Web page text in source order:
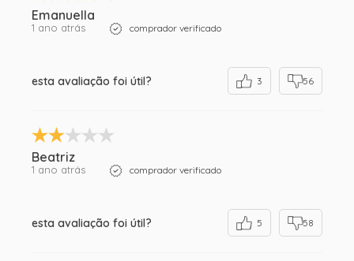
Emanuella
1 ano atrás comprador verificado
esta avaliação foi útil? 3 56
Beatriz
1 ano atrás comprador verificado
esta avaliação foi útil? 5 58